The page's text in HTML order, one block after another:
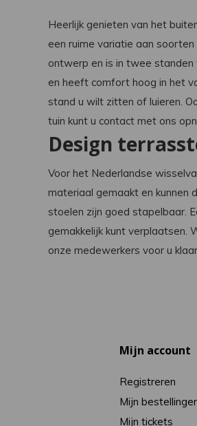
Heerlijk genieten van het
een ruime variatie aan
ontwerp en is in twee standen
en heeft comfort hoog in het
stand u wilt zitten of luieren.
tuin kunt u contact met ons
Design
Voor het Nederlandse
materiaal gemaakt en kunnen
stoelen zijn goed stapelbaar.
gemakkelijk kunt verplaatsen.
onze medewerkers voor u
Mijn account
Registreren
Mijn
Mijn tickets